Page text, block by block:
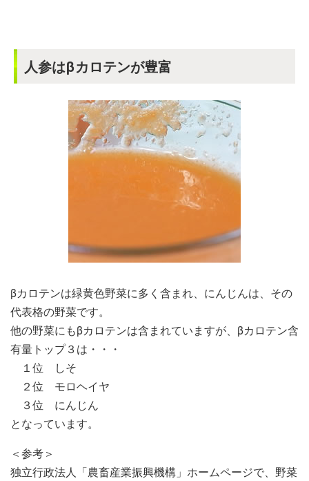
人参はβカロテンが豊富
βカロテンは緑黄色野菜に多く含まれ、にんじんは、その
代表格の野菜です。
他の野菜にもβカロテンは含まれていますが、βカロテン含
有量トップ３は・・・
１位 しそ
２位 モロヘイヤ
３位 にんじん
となっています。
＜参考＞
独立行政法人「農畜産業振興機構」ホームページで、野菜